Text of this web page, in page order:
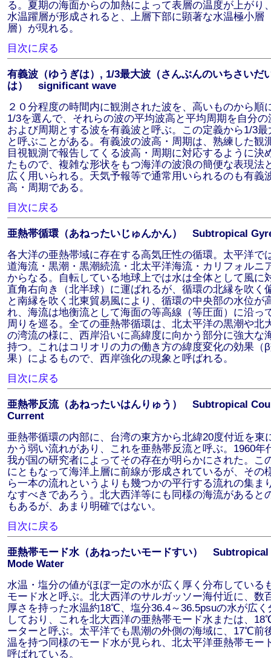
る。夏期の海面からの加熱によって表層の温度が上がり
水温躍層が形成されると、上層下部に顕著な水温極小層
層）が現れる。
目次に戻る
有義波（ゆうぎは）, 1/3最大波（さんぶんのいちさいだ
は） significant wave
２０分程度の時間内に観測された波を、高いものから順
1/3を選んで、それらの波の平均波高と平均周期を自分の
および周期とする波を有義波と呼ぶ。この定義から1/3最
と呼ぶことがある。有義波の波高・周期は、熟練した観
目視観測で報告してくる波高・周期に対応するように決
たもので、複雑な形状をもつ海洋の波浪の簡便な表現法
広く用いられる。天気予報等で通常用いられるのも有義
高・周期である。
目次に戻る
亜熱帯循環（あねったいじゅんかん） Subtropical
各大洋の亜熱帯域に存在する高気圧性の循環。太平洋で
道海流・黒潮・黒潮続流・北太平洋海流・カリフォルニ
からなる。自転している地球上では水は全体として風に
直角右向き（北半球）に運ばれるが、循環の北縁を吹く
と南縁を吹く北東貿易風により、循環の中央部の水位が
れ、海流は地衡流として海面の等高線（等圧面）に沿っ
周りを巡る。全ての亜熱帯循環は、北太平洋の黒潮や北
の湾流の様に、西岸沿いに高緯度に向かう部分に強大な
持つ。これはコリオリの力の働き方の緯度変化の効果（
果）によるもので、西岸強化の現象と呼ばれる。
目次に戻る
亜熱帯反流（あねったいはんりゅう） Subtropical
Current
亜熱帯循環の内部に、台湾の東方から北緯20度付近を東
かう弱い流れがあり、これを亜熱帯反流と呼ぶ。1960年
我が国の研究者によってその存在が明らかにされた。こ
にともなって海洋上層に前線が形成されているが、その
ら一本の流れというよりも幾つかの平行する流れの集ま
なすべきであろう。北大西洋等にも同様の海流があると
もあるが、あまり明確ではない。
目次に戻る
亜熱帯モード水（あねったいモードすい） Subtropical
Mode Water
水温・塩分の値がほぼ一定の水が広く厚く分布している
モード水と呼ぶ。北大西洋のサルガッソー海付近に、数
厚さを持った水温約18℃、塩分36.4～36.5psuの水が広く
しており、これを北大西洋の亜熱帯モード水または、
ーターと呼ぶ。太平洋でも黒潮の外側の海域に、17℃前
温を持つ同様のモード水が見られ、北太平洋亜熱帯モー
呼ばれている。